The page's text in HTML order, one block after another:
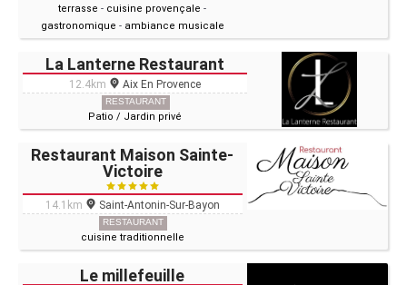
terrasse - cuisine provençale -
gastronomique - ambiance musicale
La Lanterne Restaurant
12.4km Aix En Provence
RESTAURANT
Patio / Jardin privé
Restaurant Maison Sainte-
Victoire
14.1km Saint-Antonin-Sur-Bayon
RESTAURANT
cuisine traditionnelle
Le millefeuille